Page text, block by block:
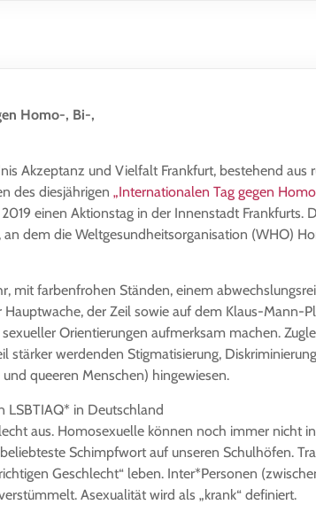
Homo-, Bi-,
Akzeptanz und Vielfalt Frankfurt, bestehend aus
des diesjährigen „Internationalen Tag gegen
2019 einen Aktionstag in der Innenstadt Frankfurts.
an dem die Weltgesundheitsorganisation (WHO)
mit farbenfrohen Ständen, einem
der Zeil sowie auf dem Klaus-Mann-
Orientierungen aufmerksam machen.
werdenden Stigmatisierung,
queeren Menschen) hingewiesen.
LSBTIAQ* in Deutschland
aus. Homosexuelle können noch immer nicht
Schimpfwort auf unseren Schulhöfen.
Geschlecht“ leben. Inter*Personen
Asexualität wird als „krank“ definiert.